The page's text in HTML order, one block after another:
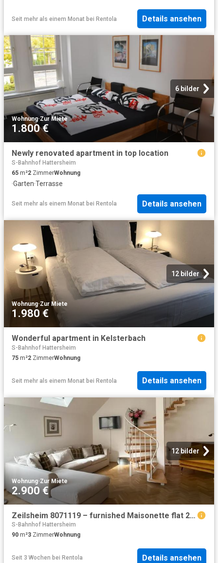
Seit mehr als einem Monat bei Rentola Details ansehen
6 bilder
Wohnung·Zur Miete
1.800 €
Newly renovated apartment in top location
S-Bahnhof Hattersheim
65 m²2 ZimmerWohnung
·Garten·Terrasse
Seit mehr als einem Monat bei Rentola Details ansehen
12 bilder
Wohnung·Zur Miete
1.980 €
Wonderful apartment in Kelsterbach
S-Bahnhof Hattersheim
75 m²2 ZimmerWohnung
Seit mehr als einem Monat bei Rentola Details ansehen
12 bilder
Wohnung·Zur Miete
2.900 €
Zeilsheim 8071119 – furnished Maisonette flat 2nd floor
S-Bahnhof Hattersheim
90 m²3 ZimmerWohnung
Seit 3 Wochen bei Rentola Details ansehen